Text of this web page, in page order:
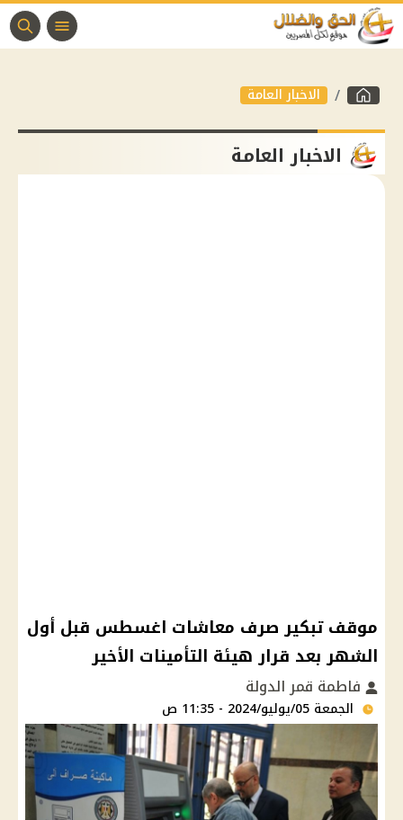
الاخبار العامة
الاخبار العامة
موقف تبكير صرف معاشات اغسطس قبل أول
الشهر بعد قرار هيئة التأمينات الأخير
فاطمة قمر الدولة
الجمعة 05/يوليو/2024 - 11:35 ص